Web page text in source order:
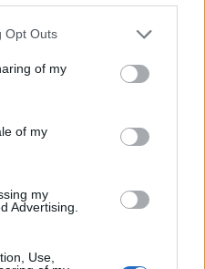
Opt Outs
of my
of my
my
Advertising.
Use,
spese mensile di
al mese per chi
vive a più di 70
per un
laptop, sportello
Dopo lo